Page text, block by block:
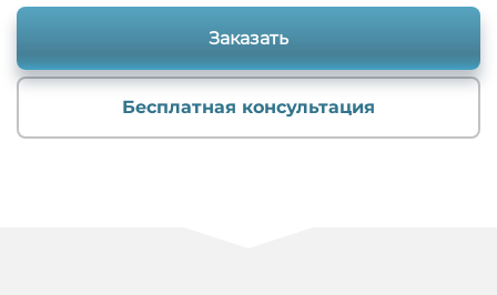
Заказать
Бесплатная консультация